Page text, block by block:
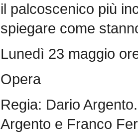
il palcoscenico più
spiegare come
Lunedì 23 maggio
Opera
Regia: Dario
Argento e Franco